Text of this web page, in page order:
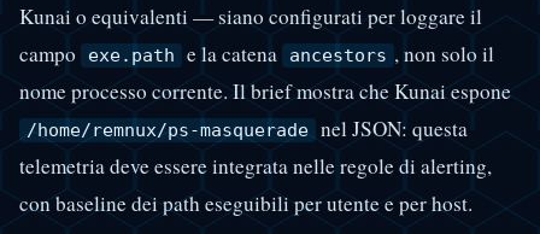
Kunai o equivalenti — siano configurati per loggare il
campo
exe.path e la catena ancestors , non solo il
nome processo corrente. Il brief mostra che Kunai espone
/home/remnux/ps-masquerade nel JSON: questa
telemetria deve essere integrata nelle regole di alerting,
con baseline dei path eseguibili per utente e per host.